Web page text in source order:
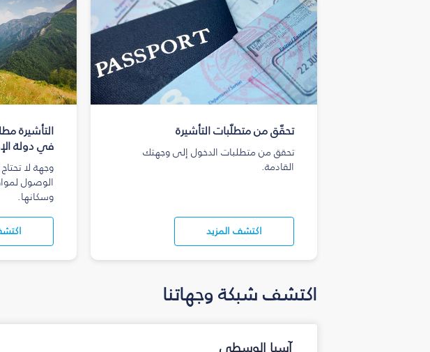
تحقّق من متطلّبات التأشيرة
تحقق من متطلبات الدخول إلى وجهتك
القادمة.
اكتشف المزيد
التأشيرة
في دولة
وجهة لا
الوصول
وسكانها.
اكتشف شبكة وجهاتنا
آسيا الوسطى